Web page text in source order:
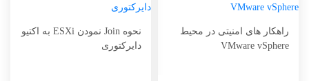
راهکار های امنیتی در محیط
VMware vSphere
نحوه Join نمودن ESXi به اکتیو
دایرکتوری